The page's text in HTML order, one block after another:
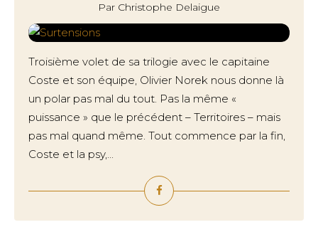
Par Christophe Delaigue
Troisième volet de sa trilogie avec le capitaine
Coste et son équipe, Olivier Norek nous donne là
un polar pas mal du tout. Pas la même «
puissance » que le précédent – Territoires – mais
pas mal quand même. Tout commence par la fin,
Coste et la psy,...